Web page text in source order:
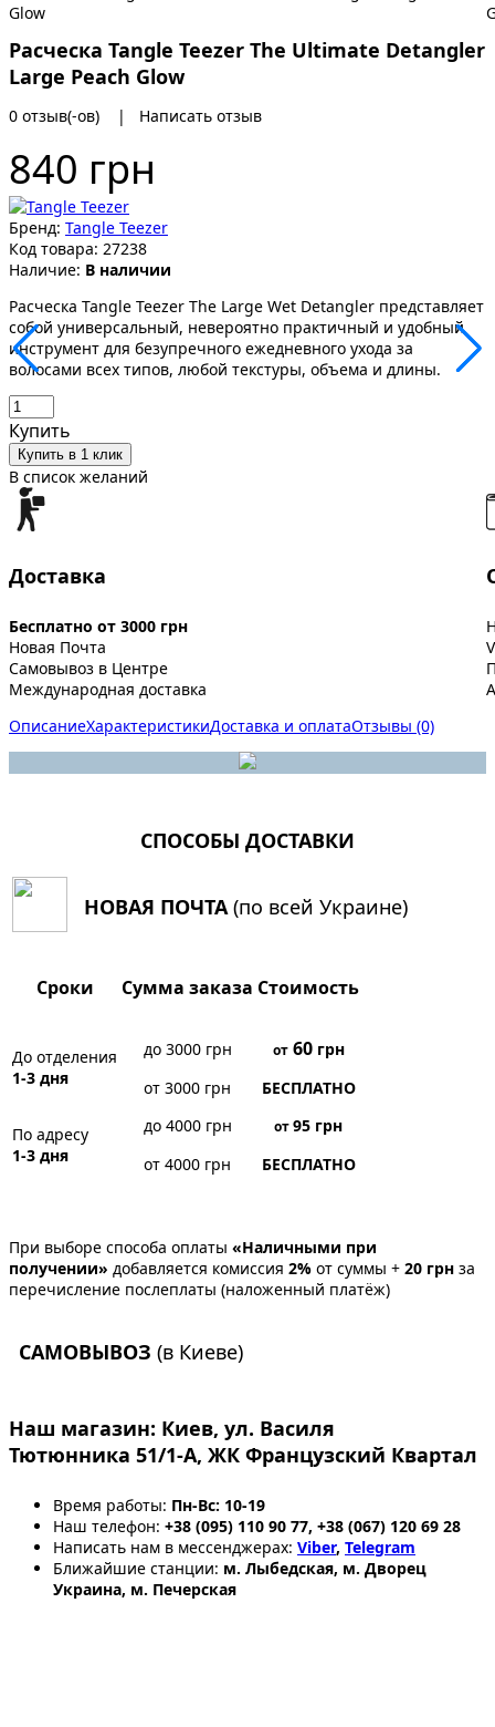
Расческа Tangle Teezer The Ultimate Detangler
Large Peach Glow
0 отзыв(-ов) | Написать отзыв
840 грн
Бренд: Tangle Teezer
Код товара: 27238
Наличие: В наличии
Расческа Tangle Teezer The Large Wet Detangler представляет
собой универсальный, невероятно практичный и удобный
инструмент для безупречного ежедневного ухода за
волосами всех типов, любой текстуры, объема и длины.
Купить
Купить в 1 клик
В список желаний
Доставка
Бесплатно от 3000 грн
Новая Почта
Самовывоз в Центре
Международная доставка
ОписаниеХарактеристикиДоставка и оплатаОтзывы (0)
СПОСОБЫ ДОСТАВКИ
НОВАЯ ПОЧТА (по всей Украине)
Сроки Сумма заказа Стоимость
До отделения
1-3 дня
до 3000 грн от60грн
от 3000 грн
БЕСПЛАТНО
По адресу
1-3 дня
до 4000 грн от95 грн
от 4000 грн
БЕСПЛАТНО
При выборе способа оплаты «Наличными при
получении» добавляется комиссия 2% от суммы + 20 грн за
перечисление послеплаты (наложенный платёж)
САМОВЫВОЗ (в Киеве)
Наш магазин: Киев, ул. Василя
Тютюнника 51/1-А, ЖК Французский Квартал
Время работы: Пн-Вс: 10-19
Наш телефон: +38 (095) 110 90 77, +38 (067) 120 69 28
Написать нам в мессенджерах: Viber, Telegram
Ближайшие станции: м. Лыбедская, м. Дворец
Украина, м. Печерская